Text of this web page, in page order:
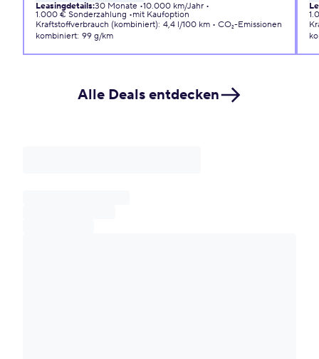
Leasingdetails:30 Monate 10.000 km/Jahr
1.000 € Sonderzahlung
mit Kaufoption
Kraftstoffverbrauch (kombiniert): 4,4 l/100 km
CO₂-Emissionen
kombiniert: 99 g/km
Alle Deals entdecken